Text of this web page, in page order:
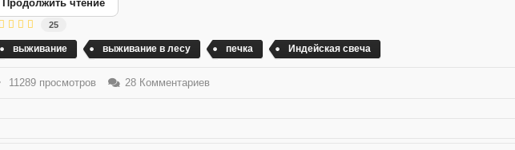
Продолжить чтение
25
выживание выживание в лесу печка Индейская свеча
11289 просмотров 28 Комментариев